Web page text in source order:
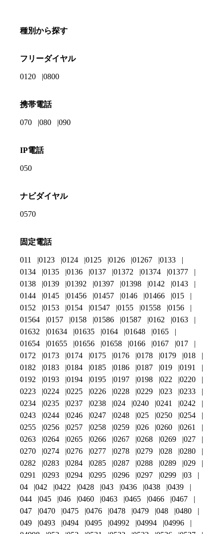
種別から探す
フリーダイヤル
0120 0800
携帯電話
070 080 090
IP電話
050
ナビダイヤル
0570
固定電話
011 0123 0124 0125 0126 01267
0133
0134
0135 0136 0137 01372 01374
01377
0138
0139 01392 01397 01398 0142
0143
0144
0145 01456 01457 0146 01466
015
0152
0153 0154 01547 0155 01558
0156
01564
0157 0158 01586 01587 0162
0163
01632
01634 01635 0164 01648
0165
01654
01655 01656 01658 0166 0167
017
0172
0173 0174 0175 0176 0178 0179
018
0182
0183 0184 0185 0186 0187 019
0191
0192
0193 0194 0195 0197 0198 022
0220
0223
0224 0225 0226 0228 0229 023
0233
0234
0235 0237 0238 024 0240 0241
0242
0243
0244 0246 0247 0248 025 0250
0254
0255
0256 0257 0258 0259 026 0260
0261
0263
0264 0265 0266 0267 0268 0269
027
0270
0274 0276 0277 0278 0279 028
0280
0282
0283 0284 0285 0287 0288 0289
029
0291
0293 0294 0295 0296 0297 0299
03
04
042 0422 0428 043 0436 0438
0439
044
045 046 0460 0463 0465 0466
0467
047
0470 0475 0476 0478 0479 048
0480
049
0493 0494 0495 04992 04994
04996